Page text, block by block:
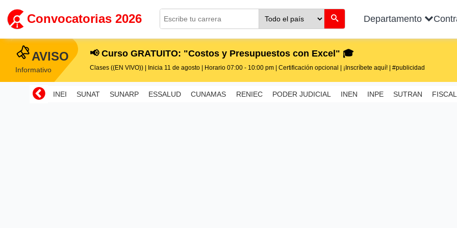
Convocatorias 2026 Departamento
AVISO
Informativo
📢 Curso GRATUITO: "Costos y Presupuestos con Excel" 🎓
Clases ((EN VIVO)) | Inicia 11 de agosto | Horario 07:00 - 10:00 pm | Certificación opcional | ¡Inscríbete aquí! | #publicidad
INEI SUNAT SUNARP ESSALUD CUNAMAS RENIEC PODER JUDICIAL INEN INPE SUTRAN